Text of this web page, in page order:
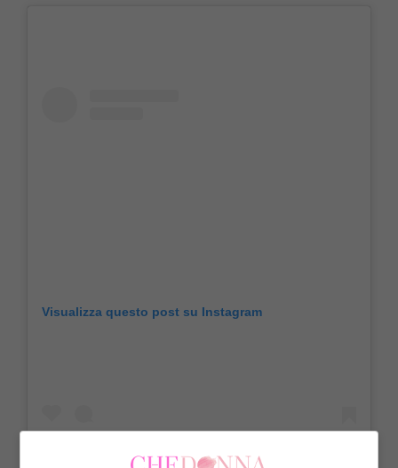
Visualizza questo post su Instagram